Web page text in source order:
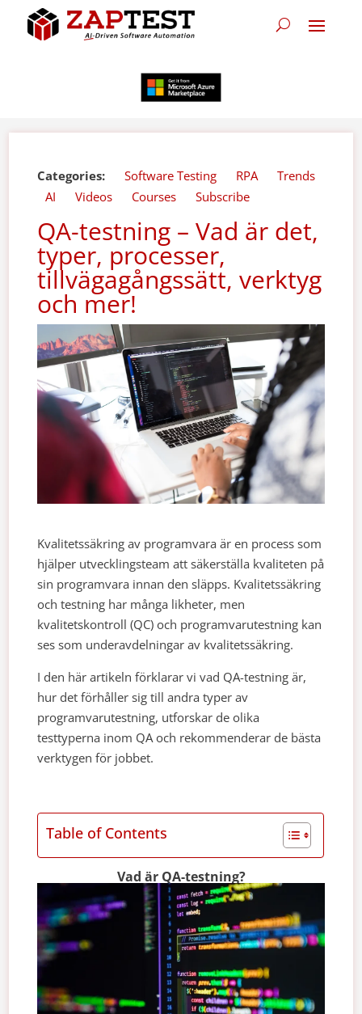
Categories: Software Testing RPA
Trends
AI
Videos Courses Subscribe
QA-testning – Vad är det,
typer, processer,
tillvägagångssätt, verktyg
och mer!
Kvalitetssäkring av programvara är en process som
hjälper utvecklingsteam att säkerställa kvaliteten på
sin programvara innan den släpps. Kvalitetssäkring
och testning har många likheter, men
kvalitetskontroll (QC) och programvarutestning kan
ses som underavdelningar av kvalitetssäkring.
I den här artikeln förklarar vi vad QA-testning är,
hur det förhåller sig till andra typer av
programvarutestning, utforskar de olika
testtyperna inom QA och rekommenderar de bästa
verktygen för jobbet.
Table of Contents
Vad är QA-testning?